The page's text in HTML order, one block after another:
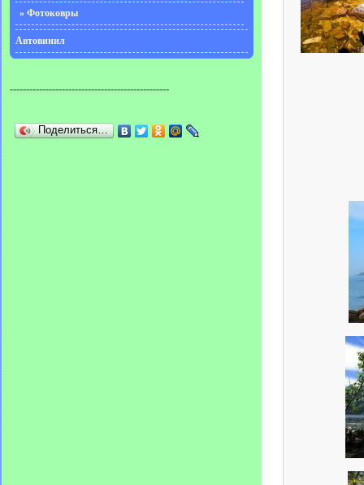
» Фотоковры
Автовинил
-------------------------------------------------
Поделиться…